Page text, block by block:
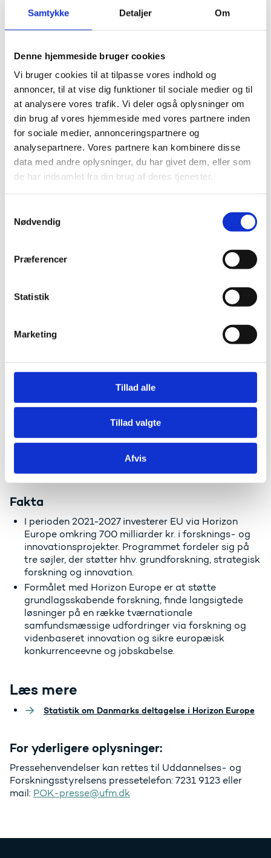
Samtykke Detaljer Om
Denne hjemmeside bruger cookies
Vi bruger cookies til at tilpasse vores indhold og
annoncer, til at vise dig funktioner til sociale medier og til
at analysere vores trafik. Vi deler også oplysninger om
din brug af vores hjemmeside med vores partnere inden
for sociale medier, annonceringspartnere og
analysepartnere. Vores partnere kan kombinere disse
data med andre oplysninger, du har givet dem, eller som
de har indsamlet fra din brug af deres tjenester.
Nødvendig
Præferencer
Statistik
Marketing
Tillad alle
Tillad valgte
Afvis
industriel konkurrenceevne
Inden for søjlen ”Globale udfordringer og europæisk
bidrage til løsningen af globale udfordringer, deltager
projekter. Danmark er således med i omkring hvert
fjerde Horizon Europe-finansierede projekt på dette
område.
Et af projekterne er ICELINK ved Københavns
Universitet. Projektet skal bygge bro mellem
klimamodeller, isstrømsmodeller, satellitdata og
observationer i felten for at accelerere forståelsen af,
hvordan gletsjere og iskapper i Nordatlanten reagerer
vigtigheden af tværeuropæisk forskning og værdien af
Foto: Christine Schøtt Hvidberg
Fakta
I perioden 2021-2027 investerer EU via Horizon
Europe omkring 700 milliarder kr. i forsknings- og
innovationsprojekter. Programmet fordeler sig på
tre søjler, der støtter hhv. grundforskning, strategisk
forskning og innovation.
Formålet med Horizon Europe er at støtte
grundlagsskabende forskning, finde langsigtede
løsninger på en række tværnationale
samfundsmæssige udfordringer via forskning og
videnbaseret innovation og sikre europæisk
konkurrenceevne og jobskabelse.
Læs mere
Statistik om Danmarks deltagelse i Horizon Europe
For yderligere oplysninger:
Pressehenvendelser kan rettes til Uddannelses- og
Forskningsstyrelsens pressetelefon: 7231 9123 eller
mail: POK-presse@ufm.dk